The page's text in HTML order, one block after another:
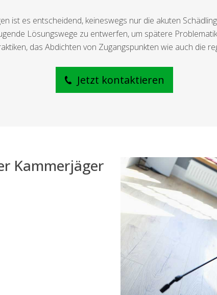
ist es entscheidend, keineswegs nur die akuten
Lösungswege zu entwerfen, um spätere
das Abdichten von Zugangspunkten wie auch die
Jetzt kontaktieren
Kammerjäger